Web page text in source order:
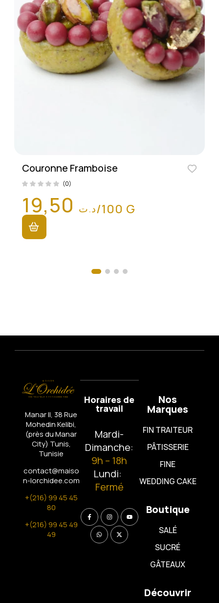
Couronne Framboise
(0)
د.ت/100 G
Manar II, 38 Rue
Mohedin Kelibi,
(près du Manar
City) Tunis,
Tunisie
contact@maiso
n-lorchidee.com
+(216) 99 45 45
80
+(216) 99 45 49
49
Nos
Marques
FIN TRAITEUR
PÂTISSERIE
FINE
WEDDING CAKE
Boutique
SALÉ
SUCRÉ
GÂTEAUX
Découvrir
Horaires de
travail
Mardi-
Dimanche:
9h – 18h
Lundi:
Fermé